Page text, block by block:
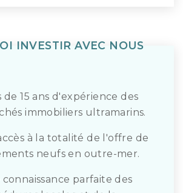
INVESTIR AVEC NOUS
de 15 ans d'expérience des
immobiliers ultramarins.
à la totalité de l'offre de
neufs en outre-mer.
connaissance parfaite des